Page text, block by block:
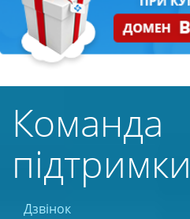
Команда
підтримки
Дзвінок